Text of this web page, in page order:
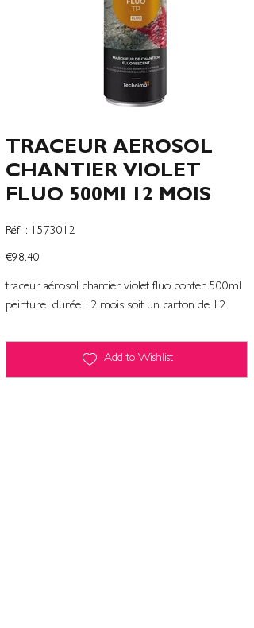
TRACEUR AEROSOL
CHANTIER VIOLET
FLUO 500Ml 12 MOIS
Réf. :
SKU
1573012
1573012
Price
€98.40
traceur aérosol chantier violet fluo conten.500ml
peinture durée 12 mois soit un carton de 12
Add to Wishlist